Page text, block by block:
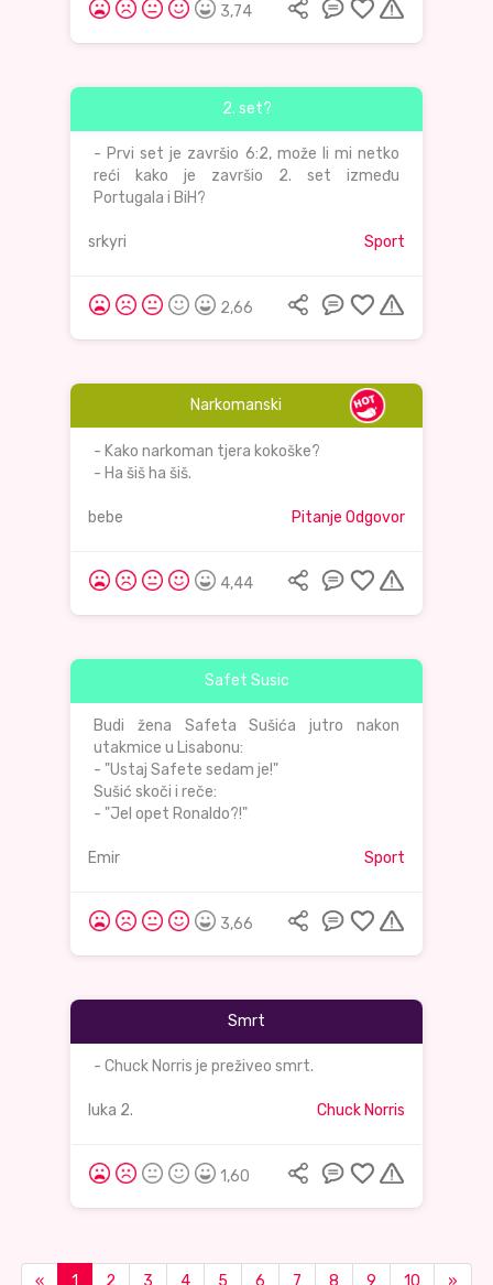
3,74
2. set?
- Prvi set je završio 6:2, može li mi netko
reći kako je završio 2. set između
Portugala i BiH?
srkyri Sport
2,66
Narkomanski
- Kako narkoman tjera kokoške?
- Ha šiš ha šiš.
bebe Pitanje Odgovor
4,44
Safet Susic
Budi žena Safeta Sušića jutro nakon
utakmice u Lisabonu:
- "Ustaj Safete sedam je!"
Sušić skoči i reče:
- "Jel opet Ronaldo?!"
Emir Sport
3,66
Smrt
- Chuck Norris je preživeo smrt.
luka 2. Chuck Norris
1,60
« 1 2 3 4 5 6 7 8 9 10 »